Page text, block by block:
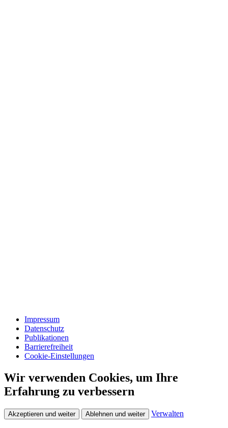
Impressum
Datenschutz
Publikationen
Barrierefreiheit
Cookie-Einstellungen
Wir verwenden Cookies, um Ihre
Erfahrung zu verbessern
Akzeptieren und weiter Ablehnen und weiter Verwalten